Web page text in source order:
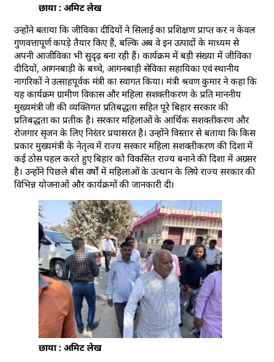
छाया : अमिट लेख
उन्होंने बताया कि जीविका दीदियों ने सिलाई का प्रशिक्षण प्राप्त कर न केवल
गुणवत्तापूर्ण कपड़े तैयार किए हैं, बल्कि अब वे इन उत्पादों के माध्यम से
अपनी आजीविका भी सुदृढ़ बना रही हैं। कार्यक्रम में बड़ी संख्या में जीविका
दीदियों, आगनबाड़ी के बच्चे, आगनबाड़ी सेविका सहायिका एवं स्थानीय
नागरिकों ने उत्साहपूर्वक मंत्री का स्वागत किया। मंत्री श्रवण कुमार ने कहा कि
यह कार्यक्रम ग्रामीण विकास और महिला सशक्तीकरण के प्रति माननीय
मुख्यमंत्री जी की व्यक्तिगत प्रतिबद्धता सहित पूरे बिहार सरकार की
प्रतिबद्धता का प्रतीक है। सरकार महिलाओं के आर्थिक सशक्तीकरण और
रोजगार सृजन के लिए निरंतर प्रयासरत है। उन्होंने विस्तार से बताया कि किस
प्रकार मुख्यमंत्री के नेतृत्व में राज्य सरकार महिला सशक्तीकरण की दिशा में
कई ठोस पहल करते हुए बिहार को विकसित राज्य बनाने की दिशा में अग्रसर
है। उन्होंने पिछले बीस वर्षों में महिलाओं के उत्थान के लिये राज्य सरकार की
विभिन्न योजनाओं और कार्यक्रमों की जानकारी दी।
छाया : अमिट लेख